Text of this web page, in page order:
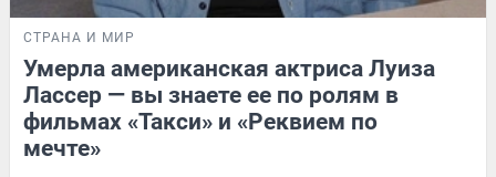
СТРАНА И МИР
Умерла американская актриса Луиза
Лассер — вы знаете ее по ролям в
фильмах «Такси» и «Реквием по
мечте»